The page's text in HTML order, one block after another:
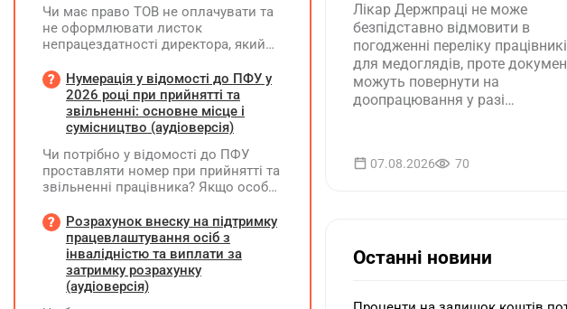
Лікар Держпраці не може
безпідставно відмовити в
погодженні переліку
для медоглядів, проте
можуть повернути на
доопрацювання у разі
07.08.2026 70
Останні новини
Чи має право ТОВ не оплачувати та
не оформлювати листок
непрацездатності директора, який
збереження заробітної плати під час
призупинення діяльності
підприємства?
Нумерація у відомості до ПФУ у
2026 році при прийнятті та
звільненні: основне місце і
сумісництво (аудіоверсія)
Чи потрібно у відомості до ПФУ
проставляти номер при прийнятті та
звільненні працівника? Якщо особа
місцем роботи та за сумісництвом,
чи рахується це як два роботодавці?
Розрахунок внеску на підтримку
працевлаштування осіб з
інвалідністю та виплати за
затримку розрахунку
(аудіоверсія)